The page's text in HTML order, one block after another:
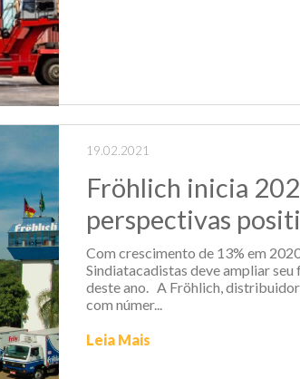
19.02.2021
Fröhlich inicia
perspectivas
Com crescimento de 13% em
Sindiatacadistas deve ampliar
deste ano. A Fröhlich,
com númer...
Leia Mais